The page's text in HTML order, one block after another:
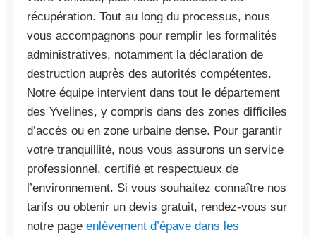
récupération. Tout au long du processus, nous
vous accompagnons pour remplir les formalités
administratives, notamment la déclaration de
destruction auprès des autorités compétentes.
Notre équipe intervient dans tout le département
des Yvelines, y compris dans des zones difficiles
d’accès ou en zone urbaine dense. Pour garantir
votre tranquillité, nous vous assurons un service
professionnel, certifié et respectueux de
l’environnement. Si vous souhaitez connaître nos
tarifs ou obtenir un devis gratuit, rendez-vous sur
notre page enlèvement d’épave dans les